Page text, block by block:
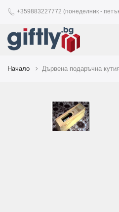
+359883227772 (понеделник -
Начало Дървена подаръчна